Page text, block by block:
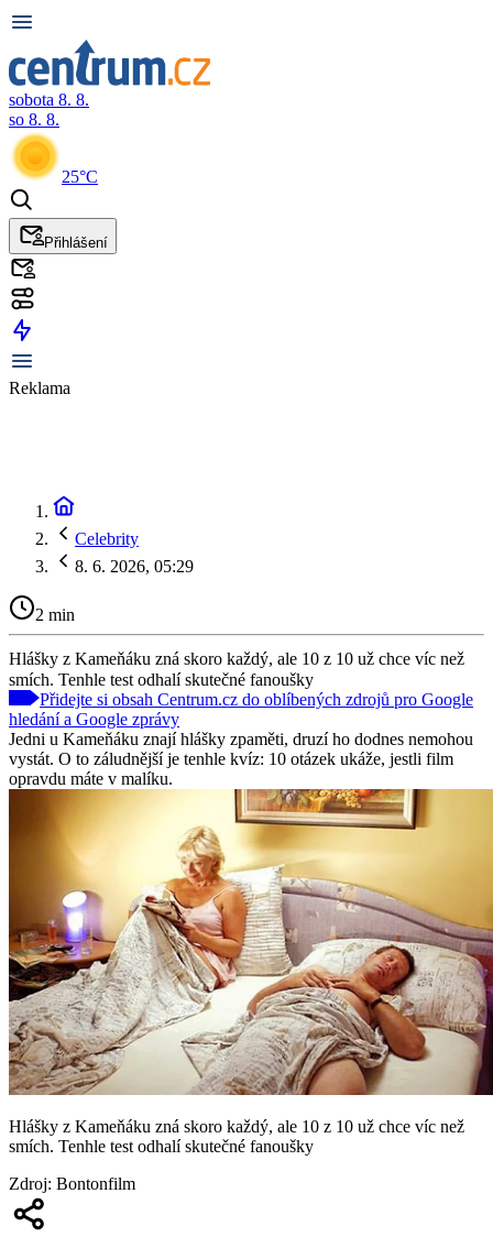
sobota 8. 8.
so 8. 8.
25°C
Přihlášení
Reklama
Celebrity
8. 6. 2026, 05:29
2 min
Hlášky z Kameňáku zná skoro každý, ale 10 z 10 už chce víc než
smích. Tenhle test odhalí skutečné fanoušky
Přidejte si obsah Centrum.cz do oblíbených zdrojů pro Google
hledání a Google zprávy
Jedni u Kameňáku znají hlášky zpaměti, druzí ho dodnes nemohou
vystát. O to záludnější je tenhle kvíz: 10 otázek ukáže, jestli film
opravdu máte v malíku.
Hlášky z Kameňáku zná skoro každý, ale 10 z 10 už chce víc než
smích. Tenhle test odhalí skutečné fanoušky
Zdroj: Bontonfilm